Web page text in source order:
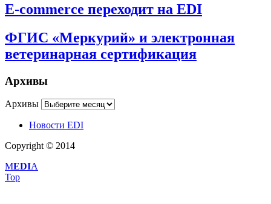
E-commerce переходит на EDI
ФГИС «Меркурий» и электронная
ветеринарная сертификация
Архивы
Архивы
Новости EDI
Copyright © 2014
MEDIA
Top